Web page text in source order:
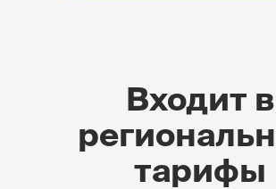
Входит в
тарифы